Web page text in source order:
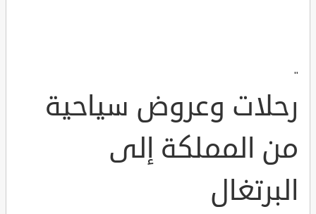
"
رحلات وعروض سياحية
من المملكة إلى
البرتغال